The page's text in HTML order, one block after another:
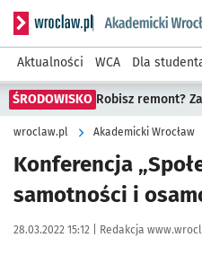
Serwis informacyjny
Aktualności WCA Dla
ŚRODOWISKO Robisz remont?
wroclaw.pl Akademicki Wrocław
Konferencja
samotności i
Data publikacji:
28.03.2022 15:12 | Autor:
Redakcja